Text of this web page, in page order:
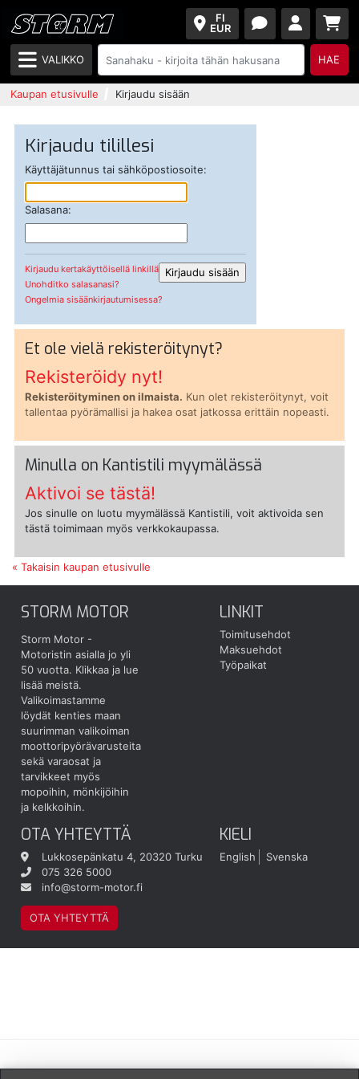
FI
EUR
VALIKKO HAE
Kaupan etusivulle Kirjaudu sisään
Kirjaudu tilillesi
Käyttäjätunnus tai sähköpostiosoite:
Salasana:
Kirjaudu kertakäyttöisellä linkillä
Unohditko salasanasi?
Ongelmia sisäänkirjautumisessa?
Et ole vielä rekisteröitynyt?
Rekisteröidy nyt!
Rekisteröityminen on ilmaista. Kun olet rekisteröitynyt, voit
tallentaa pyörämallisi ja hakea osat jatkossa erittäin nopeasti.
Minulla on Kantistili myymälässä
Aktivoi se tästä!
Jos sinulle on luotu myymälässä Kantistili, voit aktivoida sen
tästä toimimaan myös verkkokaupassa.
« Takaisin kaupan etusivulle
STORM MOTOR
Storm Motor -
Motoristin asialla jo yli
50 vuotta. Klikkaa ja lue
lisää meistä.
Valikoimastamme
löydät kenties maan
suurimman valikoiman
moottoripyörävarusteita
sekä varaosat ja
tarvikkeet myös
mopoihin, mönkijöihin
ja kelkkoihin.
LINKIT
Toimitusehdot
Maksuehdot
Työpaikat
OTA YHTEYTTÄ
Lukkosepänkatu 4, 20320 Turku
075 326 5000
info@storm-motor.fi
OTA YHTEYTTÄ
KIELI
English Svenska